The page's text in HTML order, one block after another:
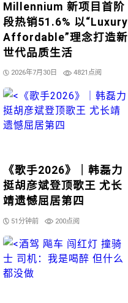
Millennium 新项目首阶
段热销51.6% 以“Luxury
Affordable”理念打造新
世代品质生活
2026年7月30日 4821点阅
《歌手2026》｜韩磊力
挺胡彦斌登顶歌王 尤长
靖遗憾屈居第四
51分钟前 200点阅